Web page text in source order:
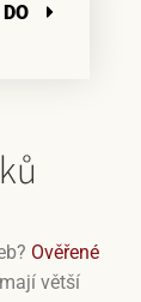
Ověřené
mají větší